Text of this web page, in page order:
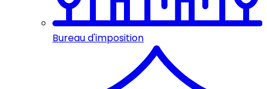
Bureau d'imposition